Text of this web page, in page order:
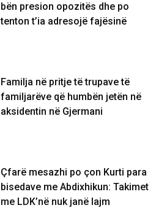
bën presion opozitës dhe po
tenton t’ia adresojë fajësinë
​Familja në pritje të trupave të
familjarëve që humbën jetën në
aksidentin në Gjermani
Çfarë mesazhi po çon Kurti para
bisedave me Abdixhikun: Takimet
me LDK’në nuk janë lajm